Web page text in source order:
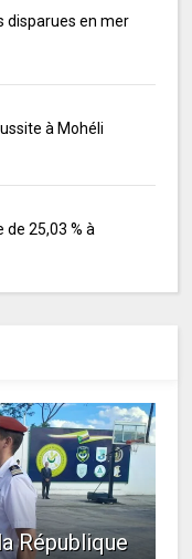
disparues en mer
à Mohéli
de 25,03 % à
République